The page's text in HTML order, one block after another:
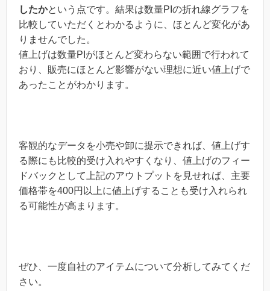
したかという点です。結果は数量PIの折れ線グラフを
比較していただくとわかるように、ほとんど変化があ
りませんでした。
値上げは数量PIがほとんど変わらない範囲で行われて
おり、販売にほとんど影響がない理想に近い値上げで
あったことがわかります。
客観的なデータを小売や卸に提示できれば、値上げす
る際にも比較的受け入れやすくなり、値上げのフィー
ドバックとして上記のアウトプットを見せれば、主要
価格帯を400円以上に値上げすることも受け入れられ
る可能性が高まります。
ぜひ、一度自社のアイテムについて分析してみてくだ
さい。